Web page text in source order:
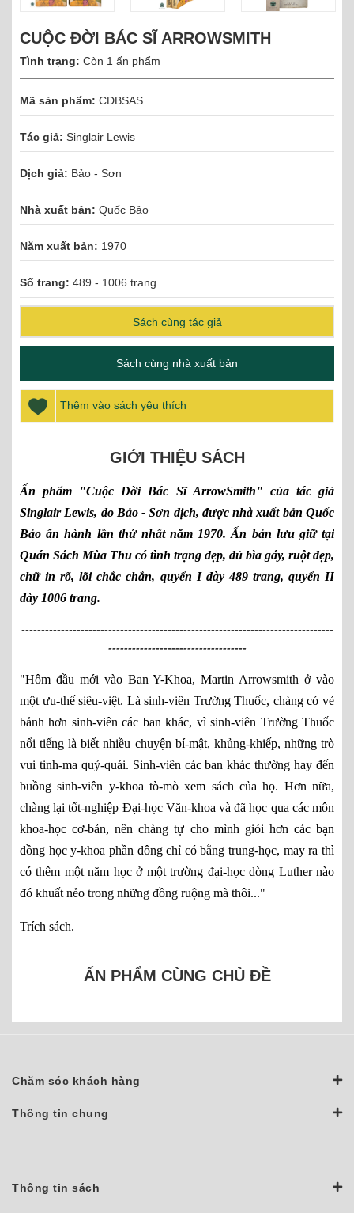
CUỘC ĐỜI BÁC SĨ ARROWSMITH
Tình trạng: Còn 1 ấn phẩm
Mã sản phẩm: CDBSAS
Tác giả: Singlair Lewis
Dịch giả: Bảo - Sơn
Nhà xuất bản: Quốc Bảo
Năm xuất bản: 1970
Số trang: 489 - 1006 trang
Sách cùng tác giả
Sách cùng nhà xuất bản
Thêm vào sách yêu thích
GIỚI THIỆU SÁCH
Ấn phẩm "Cuộc Đời Bác Sĩ ArrowSmith" của tác giả
Singlair Lewis, do Bảo - Sơn dịch, được nhà xuất bản Quốc
Bảo ấn hành lần thứ nhất năm 1970. Ấn bản lưu giữ tại
Quán Sách Mùa Thu có tình trạng đẹp, đủ bìa gáy, ruột đẹp,
chữ in rõ, lõi chắc chắn, quyển I dày 489 trang, quyển II
dày 1006 trang.
-------------------------------------------------------------------------------
-----------------------------------
"Hôm đầu mới vào Ban Y-Khoa, Martin Arrowsmith ở vào
một ưu-thế siêu-việt. Là sinh-viên Trường Thuốc, chàng có vẻ
bảnh hơn sinh-viên các ban khác, vì sinh-viên Trường Thuốc
nổi tiếng là biết nhiều chuyện bí-mật, khủng-khiếp, những trò
vui tinh-ma quỷ-quái. Sinh-viên các ban khác thường hay đến
buồng sinh-viên y-khoa tò-mò xem sách của họ. Hơn nữa,
chàng lại tốt-nghiệp Đại-học Văn-khoa và đã học qua các môn
khoa-học cơ-bản, nên chàng tự cho mình giỏi hơn các bạn
đồng học y-khoa phần đông chỉ có bằng trung-học, may ra thì
có thêm một năm học ở một trường đại-học dòng Luther nào
đó khuất nẻo trong những đồng ruộng mà thôi..."
Trích sách.
ẤN PHẨM CÙNG CHỦ ĐỀ
Chăm sóc khách hàng
Thông tin chung
Thông tin sách